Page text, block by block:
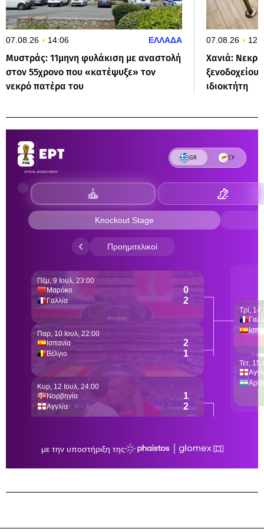
07.08.26 14:06 ΕΛΛΑΔΑ
Μυστράς: 11μηνη φυλάκιση με αναστολή
στον 55χρονο που «κατέψυξε» τον
νεκρό πατέρα του
07.08.26
Χανιά:
ξενοδοχείου
ιδιοκτήτη